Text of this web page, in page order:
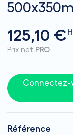
125,10 €
Prix net PRO
Connectez-
Référence